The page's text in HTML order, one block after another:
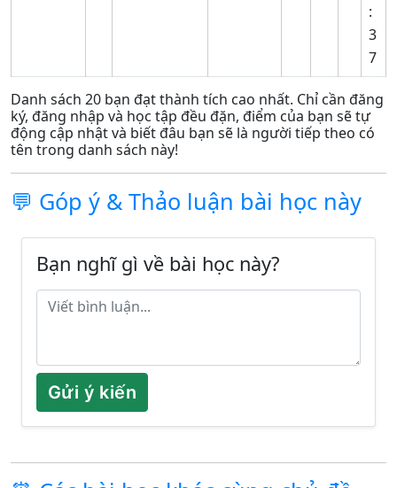
:
3
7
Danh sách 20 bạn đạt thành tích cao nhất. Chỉ cần đăng
ký, đăng nhập và học tập đều đặn, điểm của bạn sẽ tự
động cập nhật và biết đâu bạn sẽ là người tiếp theo có
tên trong danh sách này!
💬 Góp ý & Thảo luận bài học này
Bạn nghĩ gì về bài học này?
Gửi ý kiến